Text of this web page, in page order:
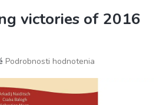
victories of 2016
Podrobnosti hodnotenia